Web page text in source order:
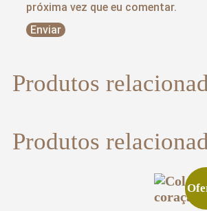
próxima vez que eu comentar.
Produtos
Produtos